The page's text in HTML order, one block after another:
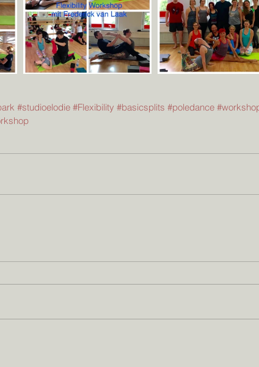
#studioelodie #Flexibility #basicsplits #poledance